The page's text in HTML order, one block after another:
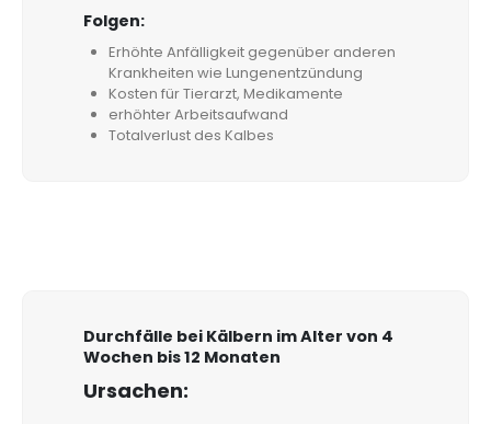
Folgen:
Erhöhte Anfälligkeit gegenüber anderen
Krankheiten wie Lungenentzündung
Kosten für Tierarzt, Medikamente
erhöhter Arbeitsaufwand
Totalverlust des Kalbes
Durchfälle bei Kälbern im Alter von 4
Wochen bis 12 Monaten
Ursachen: